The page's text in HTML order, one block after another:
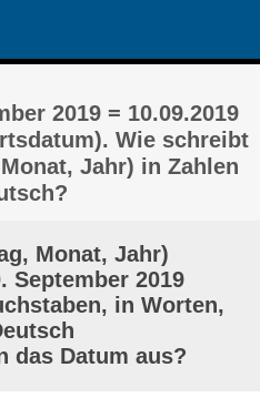
2019 = 10.09.2019
Wie schreibt
Jahr) in Zahlen
Monat, Jahr)
September 2019
in Worten,
das Datum aus?